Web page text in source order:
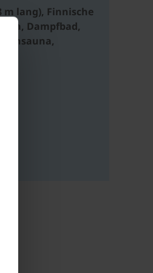
m lang), Finnische
Dampfbad,